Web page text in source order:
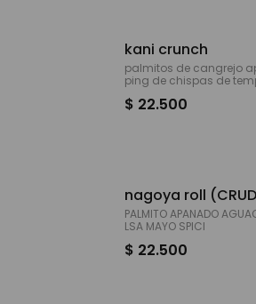
kani crunch
palmitos de cangrejo
ping de chispas de
$ 22.500
nagoya roll
PALMITO APANADO AGUACATE QUESO CREMA TOPING DE SALMON Y
LSA MAYO SPICI
$ 22.500